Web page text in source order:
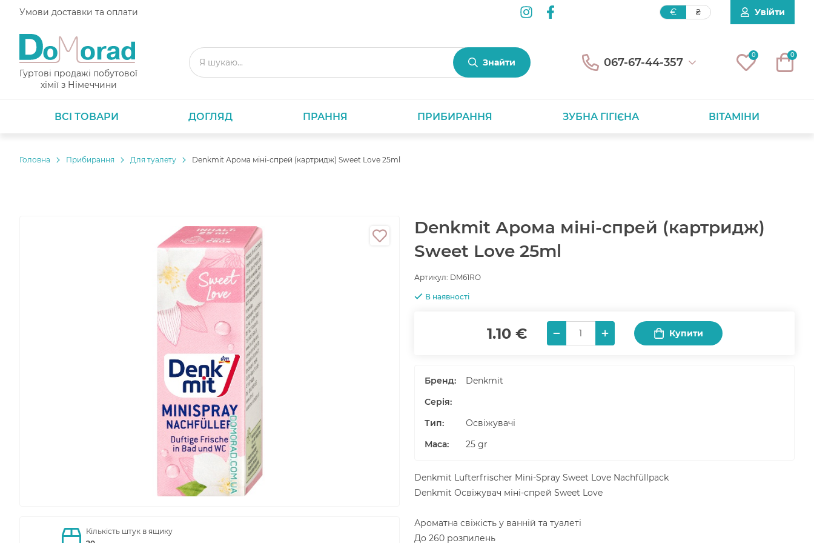
Умови доставки та оплати € ₴ Увійти
Гуртові продажі побутової
хімії з Німеччини
Знайти 067-67-44-357
0 0
ВСІ ТОВАРИ ДОГЛЯД ПРАННЯ ПРИБИРАННЯ ЗУБНА ГІГІЄНА ВІТАМІНИ
Головнa Прибирання Для туалету Denkmit Арома міні-спрей (картридж) Sweet Love 25ml
Кількість штук в ящику
Denkmit Арома міні-спрей (картридж)
Sweet Love 25ml
Артикул: DM61RO
В наявності
1.10 € Купити
Бренд:
Denkmit
Серія:
Тип:
Освіжувачі
Маса: 25 gr
Denkmit Lufterfrischer Mini-Spray Sweet Love Nachfüllpack
Denkmit Освіжувач міні-спрей Sweet Love
Ароматна свіжість у ванній та туалеті
До 260 розпилень